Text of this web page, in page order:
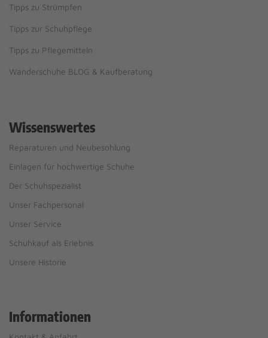
Tipps zu Strümpfen
Tipps zur Schuhpflege
Tipps zu Pflegemitteln
Wanderschuhe BLOG & Kaufberatung
Wissenswertes
Reparaturen und Neubesohlung
Einlagen für hochwertige Schuhe
Der Schuhspezialist
Unser Fachpersonal
Unser Service
Schuhkauf als Erlebnis
Unsere Historie
Informationen